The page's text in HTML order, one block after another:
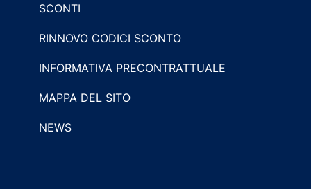
SCONTI
RINNOVO CODICI SCONTO
INFORMATIVA PRECONTRATTUALE
MAPPA DEL SITO
NEWS